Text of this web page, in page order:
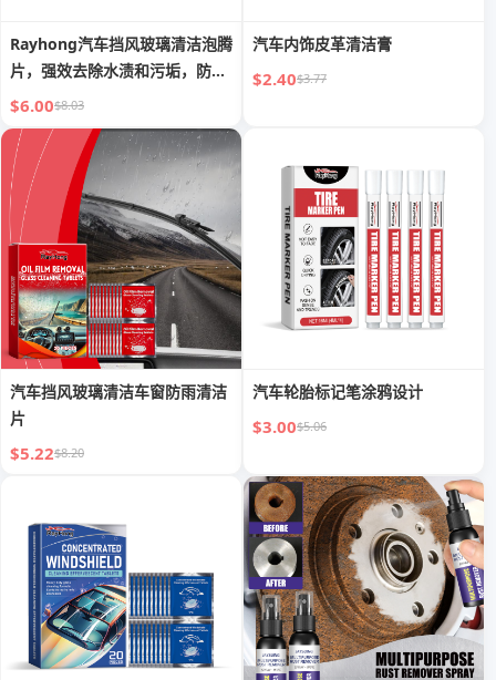
Rayhong汽车挡风玻璃清洁泡腾
片，强效去除水渍和污垢，防水
保护，轻松洁净车窗
$6.00$8.03
汽车内饰皮革清洁膏
$2.40$3.77
汽车挡风玻璃清洁车窗防雨清洁
片
$5.22$8.20
汽车轮胎标记笔涂鸦设计
$3.00$5.06